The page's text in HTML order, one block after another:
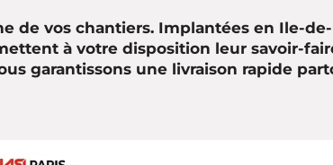
de vos chantiers. Implantées en Ile-
à votre disposition leur savoir-
garantissons une livraison rapide